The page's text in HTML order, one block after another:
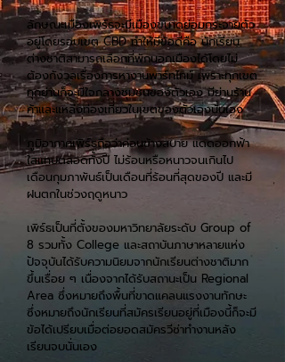
ลักษณะเมืองเพิร์ธจะมีเมืองขนาดย่อมกระจายตัว
อยู่โดยรอบเขต CBD ทำให้มีข้อดีคือ นักเรียน
ต่างชาติสามารถเลือกที่พักนอกเมืองได้โดยไม่
ต้องกังวลเรื่องการหางานพาร์ทไทม์ เพราะทุกเขต
ทุกย่านก็จะมีใจกลางชุมชนของตัวเอง มีย่านร้าน
ค้าและแหล่งท่องเที่ยวในเขตของตัวเองนั่นเอง
ภูมิอากาศเพิร์ธถือว่าค่อนข้างสบาย แดดออกฟ้า
ใสแทบตลอดทั้งปี ไม่ร้อนหรือหนาวจนเกินไป
เดือนกุมภาพันธ์เป็นเดือนที่ร้อนที่สุดของปี และมี
ฝนตกในช่วงฤดูหนาว
เพิร์ธเป็นที่ตั้งของมหาวิทยาลัยระดับ Group of
8 รวมทั้ง College และสถาบันภาษาหลายแห่ง
ปัจจุบันได้รับความนิยมจากนักเรียนต่างชาติมาก
ขึ้นเรื่อย ๆ เนื่องจากได้รับสถานะเป็น Regional
Area ซึ่งหมายถึงพื้นที่ขาดแคลนแรงงาน​ทักษะ
ซึ่งหมายถึงนักเรียนที่สมัครเรียนอยู่ที่เมืองนี้ก็จะมี
ข้อได้เปรียบเมื่อต่อยอดสมัครวีซ่าทำงานหลัง
เรียนจบนั่นเอง